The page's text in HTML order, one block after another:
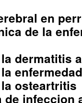
en
de la
dermatitis
osteartritis
infeccion